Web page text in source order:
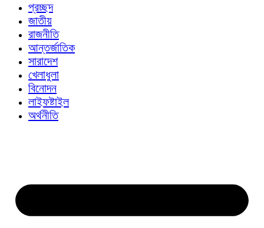
প্রচ্ছদ
জাতীয়
রাজনীতি
আন্তর্জাতিক
সারাদেশ
খেলাধুলা
বিনোদন
লাইফষ্টাইল
অর্থনীতি